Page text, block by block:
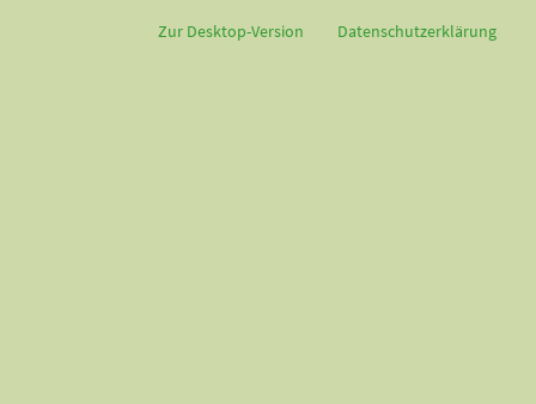
Zur Desktop-Version Datenschutzerklärung